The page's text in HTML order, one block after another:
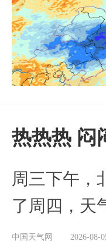
热热热 闷
周三下午，
了周四，天
中国天气网 2026-08-